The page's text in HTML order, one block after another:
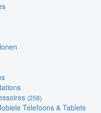
(258)
Telefoons & Tablets